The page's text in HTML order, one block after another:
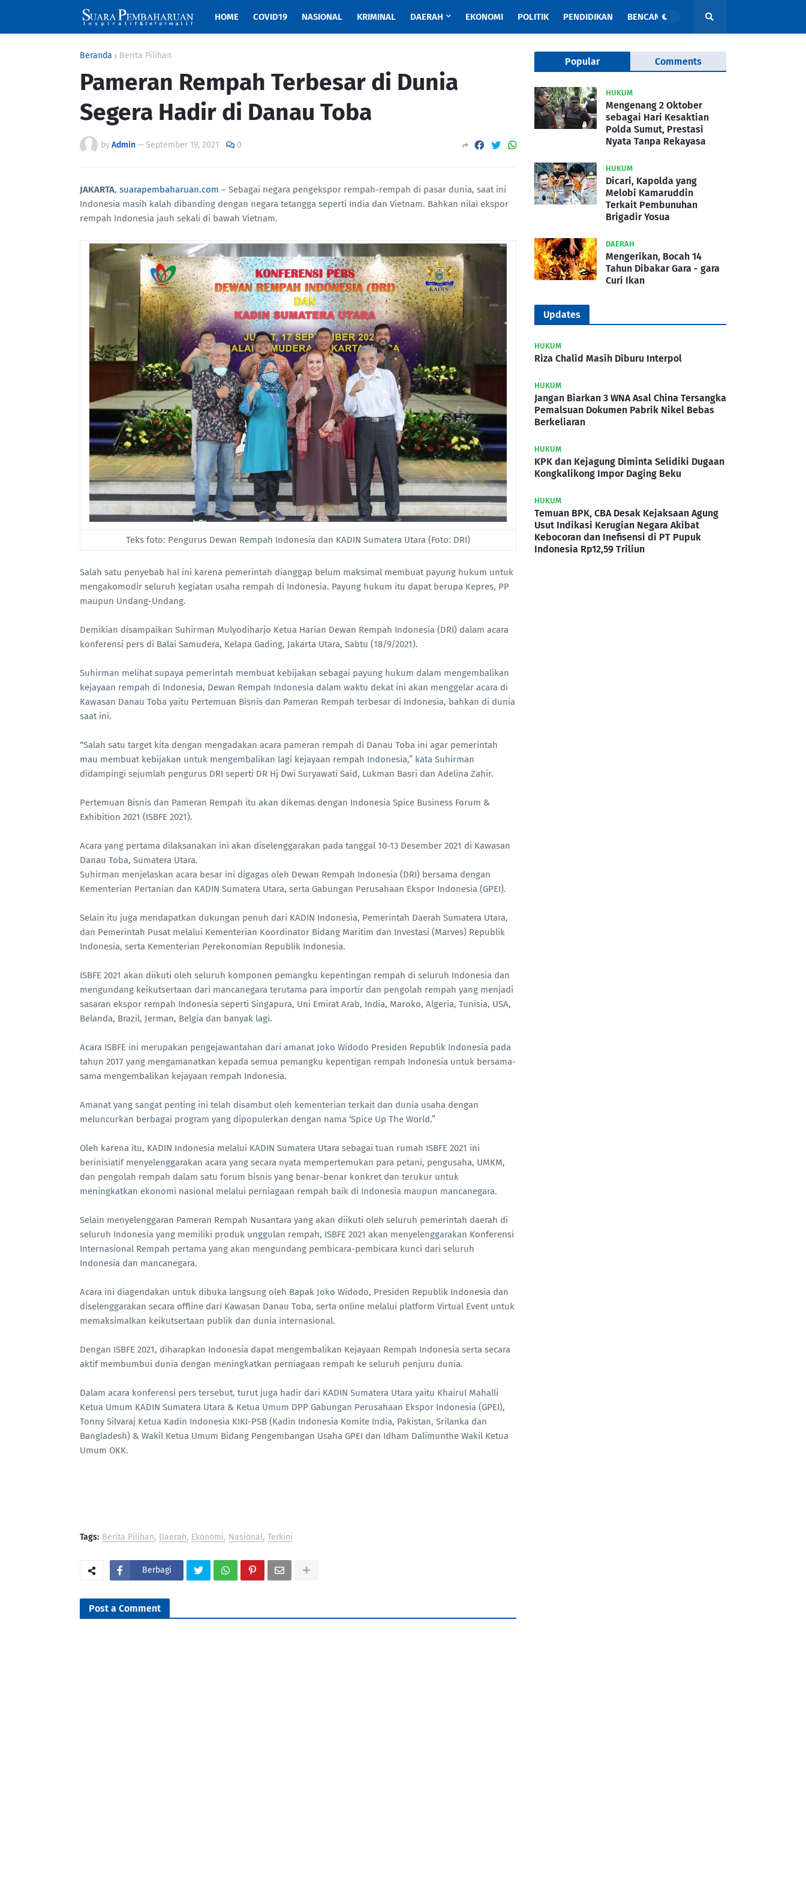
HOME COVID19 NASIONAL KRIMINAL DAERAH EKONOMI POLITIK PENDIDIKAN BENCANA
Beranda Berita Pilihan
Pameran Rempah Terbesar di Dunia
Segera Hadir di Danau Toba
byAdmin—September 19, 2021 0
JAKARTA, suarapembaharuan.com – Sebagai negara pengekspor rempah-rempah di pasar dunia, saat ini
Indonesia masih kalah dibanding dengan negara tetangga seperti India dan Vietnam. Bahkan nilai ekspor
rempah Indonesia jauh sekali di bawah Vietnam.
Teks foto: Pengurus Dewan Rempah Indonesia dan KADIN Sumatera Utara (Foto: DRI)
Salah satu penyebab hal ini karena pemerintah dianggap belum maksimal membuat payung hukum untuk
mengakomodir seluruh kegiatan usaha rempah di Indonesia. Payung hukum itu dapat berupa Kepres, PP
maupun Undang-Undang.
Demikian disampaikan Suhirman Mulyodiharjo Ketua Harian Dewan Rempah Indonesia (DRI) dalam acara
konferensi pers di Balai Samudera, Kelapa Gading, Jakarta Utara, Sabtu (18/9/2021).
Suhirman melihat supaya pemerintah membuat kebijakan sebagai payung hukum dalam mengembalikan
kejayaan rempah di Indonesia, Dewan Rempah Indonesia dalam waktu dekat ini akan menggelar acara di
Kawasan Danau Toba yaitu Pertemuan Bisnis dan Pameran Rempah terbesar di Indonesia, bahkan di dunia
saat ini.
“Salah satu target kita dengan mengadakan acara pameran rempah di Danau Toba ini agar pemerintah
mau membuat kebijakan untuk mengembalikan lagi kejayaan rempah Indonesia,” kata Suhirman
didampingi sejumlah pengurus DRI seperti DR Hj Dwi Suryawati Said, Lukman Basri dan Adelina Zahir.
Pertemuan Bisnis dan Pameran Rempah itu akan dikemas dengan Indonesia Spice Business Forum &
Exhibition 2021 (ISBFE 2021).
Acara yang pertama dilaksanakan ini akan diselenggarakan pada tanggal 10-13 Desember 2021 di Kawasan
Danau Toba, Sumatera Utara.
Suhirman menjelaskan acara besar ini digagas oleh Dewan Rempah Indonesia (DRI) bersama dengan
Kementerian Pertanian dan KADIN Sumatera Utara, serta Gabungan Perusahaan Ekspor Indonesia (GPEI).
Selain itu juga mendapatkan dukungan penuh dari KADIN Indonesia, Pemerintah Daerah Sumatera Utara,
dan Pemerintah Pusat melalui Kementerian Koordinator Bidang Maritim dan Investasi (Marves) Republik
Indonesia, serta Kementerian Perekonomian Republik Indonesia.
ISBFE 2021 akan diikuti oleh seluruh komponen pemangku kepentingan rempah di seluruh Indonesia dan
mengundang keikutsertaan dari mancanegara terutama para importir dan pengolah rempah yang menjadi
sasaran ekspor rempah Indonesia seperti Singapura, Uni Emirat Arab, India, Maroko, Algeria, Tunisia, USA,
Belanda, Brazil, Jerman, Belgia dan banyak lagi.
Acara ISBFE ini merupakan pengejawantahan dari amanat Joko Widodo Presiden Republik Indonesia pada
tahun 2017 yang mengamanatkan kepada semua pemangku kepentigan rempah Indonesia untuk bersama-
sama mengembalikan kejayaan rempah Indonesia.
Amanat yang sangat penting ini telah disambut oleh kementerian terkait dan dunia usaha dengan
meluncurkan berbagai program yang dipopulerkan dengan nama ‘Spice Up The World.”
Oleh karena itu, KADIN Indonesia melalui KADIN Sumatera Utara sebagai tuan rumah ISBFE 2021 ini
berinisiatif menyelenggarakan acara yang secara nyata mempertemukan para petani, pengusaha, UMKM,
dan pengolah rempah dalam satu forum bisnis yang benar-benar konkret dan terukur untuk
meningkatkan ekonomi nasional melalui perniagaan rempah baik di Indonesia maupun mancanegara.
Selain menyelenggaran Pameran Rempah Nusantara yang akan diikuti oleh seluruh pemerintah daerah di
seluruh Indonesia yang memiliki produk unggulan rempah, ISBFE 2021 akan menyelenggarakan Konferensi
Internasional Rempah pertama yang akan mengundang pembicara-pembicara kunci dari seluruh
Indonesia dan mancanegara.
Acara ini diagendakan untuk dibuka langsung oleh Bapak Joko Widodo, Presiden Republik Indonesia dan
diselenggarakan secara offline dari Kawasan Danau Toba, serta online melalui platform Virtual Event untuk
memaksimalkan keikutsertaan publik dan dunia internasional.
Dengan ISBFE 2021, diharapkan Indonesia dapat mengembalikan Kejayaan Rempah Indonesia serta secara
aktif membumbui dunia dengan meningkatkan perniagaan rempah ke seluruh penjuru dunia.
Dalam acara konferensi pers tersebut, turut juga hadir dari KADIN Sumatera Utara yaitu Khairul Mahalli
Ketua Umum KADIN Sumatera Utara & Ketua Umum DPP Gabungan Perusahaan Ekspor Indonesia (GPEI),
Tonny Silvaraj Ketua Kadin Indonesia KIKI-PSB (Kadin Indonesia Komite India, Pakistan, Srilanka dan
Bangladesh) & Wakil Ketua Umum Bidang Pengembangan Usaha GPEI dan Idham Dalimunthe Wakil Ketua
Umum OKK.
Tags: Berita Pilihan Daerah Ekonomi Nasional Terkini
Berbagi
Post a Comment
Popular Comments
HUKUM
Mengenang 2 Oktober
sebagai Hari Kesaktian
Polda Sumut, Prestasi
Nyata Tanpa Rekayasa
HUKUM
Dicari, Kapolda yang
Melobi Kamaruddin
Terkait Pembunuhan
Brigadir Yosua
DAERAH
Mengerikan, Bocah 14
Tahun Dibakar Gara - gara
Curi Ikan
Updates
HUKUM
Riza Chalid Masih Diburu Interpol
HUKUM
Jangan Biarkan 3 WNA Asal China Tersangka
Pemalsuan Dokumen Pabrik Nikel Bebas
Berkeliaran
HUKUM
KPK dan Kejagung Diminta Selidiki Dugaan
Kongkalikong Impor Daging Beku
HUKUM
Temuan BPK, CBA Desak Kejaksaan Agung
Usut Indikasi Kerugian Negara Akibat
Kebocoran dan Inefisensi di PT Pupuk
Indonesia Rp12,59 Triliun